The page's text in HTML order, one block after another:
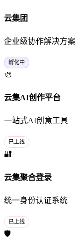
云集团
企业级协作解决方案
孵化中
🎨
云集AI创作平台
一站式AI创意工具
已上线
🔐
云集聚合登录
统一身份认证系统
已上线
🛡️